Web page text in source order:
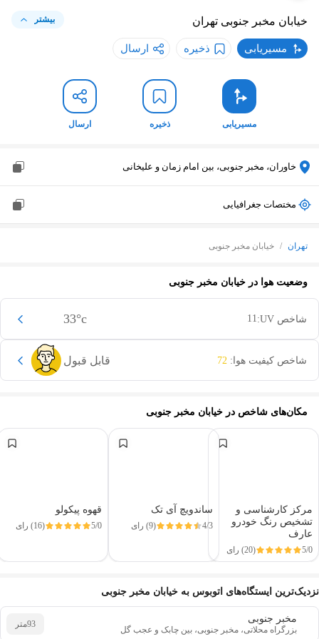
خیابان مخبر جنوبی تهران بیشتر
مسیریابی ذخیره ارسال
مسیریابی ذخیره ارسال
خاوران، مخبر جنوبی، بین امام زمان و علیخانی
مختصات جغرافیایی
تهران / خیابان مخبر جنوبی
وضعیت هوا در خیابان مخبر جنوبی
33°c شاخص UV: 11
قابل قبول شاخص کیفیت هوا: 72
مکان‌های شاخص در خیابان مخبر جنوبی
مرکز کارشناسی و
تشخیص رنگ خودرو
عارف
5/0 (20) رای
ساندویچ آی تک
4/3 (9) رای
قهوه پیکولو
5/0 (16) رای
نزدیک‌ترین ایستگاه‌های اتوبوس به خیابان مخبر جنوبی
93متر مخبر جنوبی
بزرگراه محلاتی، مخبر جنوبی، بین چابک و عجب گل